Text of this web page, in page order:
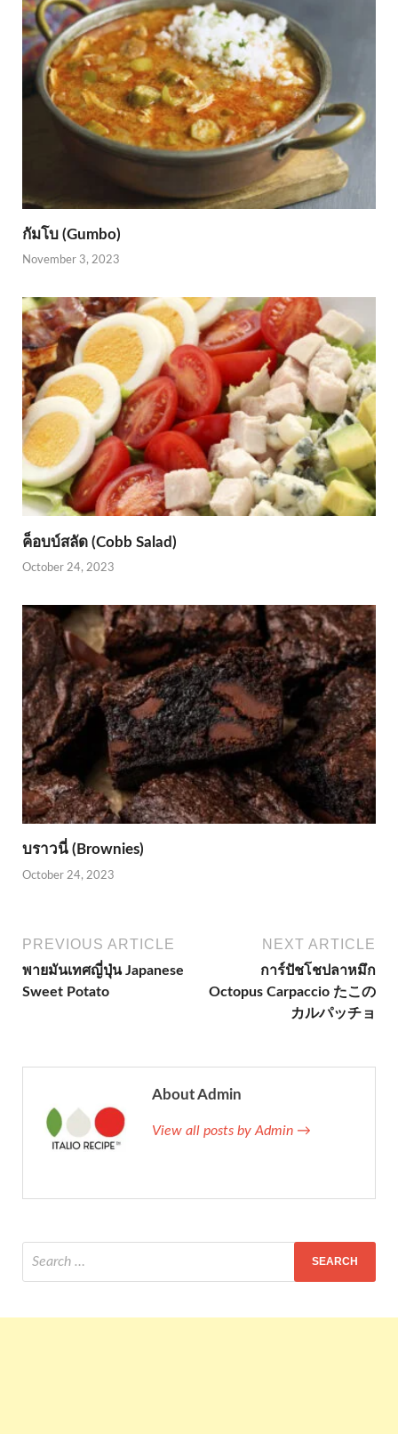
กัมโบ (Gumbo)
November 3, 2023
ค็อบบ์สลัด (Cobb Salad)
October 24, 2023
บราวนี่ (Brownies)
October 24, 2023
PREVIOUS ARTICLE
พายมันเทศญี่ปุ่น Japanese
Sweet Potato
NEXT ARTICLE
การ์ปัชโชปลาหมึก
Octopus Carpaccio たこの
カルパッチョ
About Admin
View all posts by Admin →